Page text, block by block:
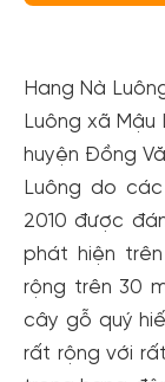
Hang Nà
Luông xã Mậu
huyện Đồng
Luông do
2010 được
phát hiện
rộng trên 30
cây gỗ quý
rất rộng với